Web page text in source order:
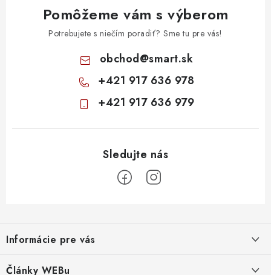
Pomôžeme vám s výberom
Potrebujete s niečím poradiť? Sme tu pre vás!
obchod@smart.sk
+421 917 636 978
+421 917 636 979
p
ä
Informácie pre vás
Obchodné podmienky
Články WEBu